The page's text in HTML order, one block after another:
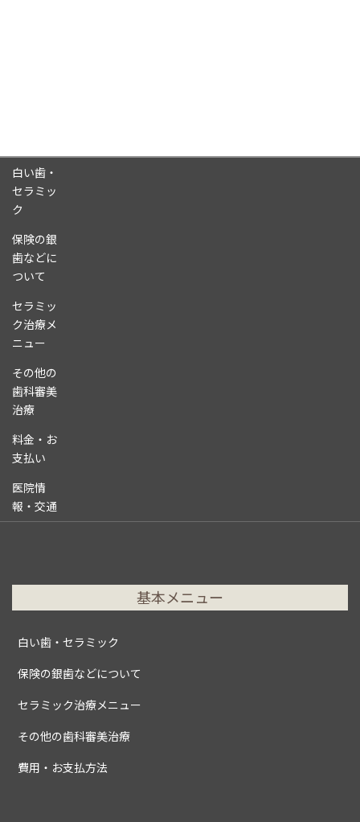
白い歯・
セラミッ
ク
保険の銀
歯などに
ついて
セラミッ
ク治療メ
ニュー
その他の
歯科審美
治療
料金・お
支払い
医院情
報・交通
基本メニュー
白い歯・セラミック
保険の銀歯などについて
セラミック治療メニュー
その他の歯科審美治療
費用・お支払方法